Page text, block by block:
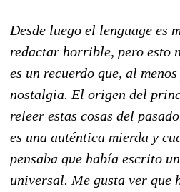
Desde luego el lenguage es
redactar horrible, pero esto
es un recuerdo que, al
nostalgia. El origen del
releer estas cosas del
es una auténtica mierda y
pensaba que había escrito
universal. Me gusta ver que